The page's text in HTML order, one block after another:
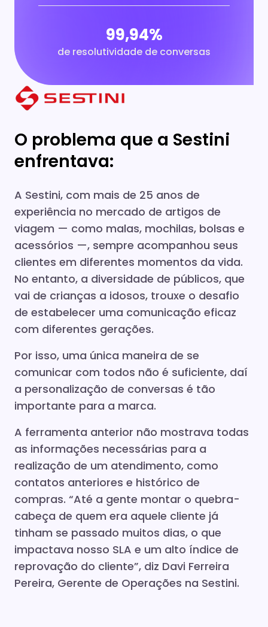
O problema que a Sestini
enfrentava:
A Sestini, com mais de 25 anos de
experiência no mercado de artigos de
viagem — como malas, mochilas, bolsas e
acessórios —, sempre acompanhou seus
clientes em diferentes momentos da vida.
No entanto, a diversidade de públicos, que
vai de crianças a idosos, trouxe o desafio
de estabelecer uma comunicação eficaz
com diferentes gerações.
Por isso, uma única maneira de se
comunicar com todos não é suficiente, daí
a personalização de conversas é tão
importante para a marca.
A ferramenta anterior não mostrava todas
as informações necessárias para a
realização de um atendimento, como
contatos anteriores e histórico de
compras. “Até a gente montar o quebra-
cabeça de quem era aquele cliente já
tinham se passado muitos dias, o que
impactava nosso SLA e um alto índice de
reprovação do cliente”, diz Davi Ferreira
Pereira, Gerente de Operações na Sestini.
99,94%
de resolutividade de conversas